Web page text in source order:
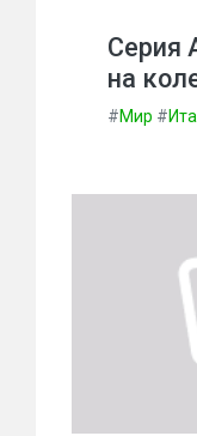
Серия
на
#Мир #